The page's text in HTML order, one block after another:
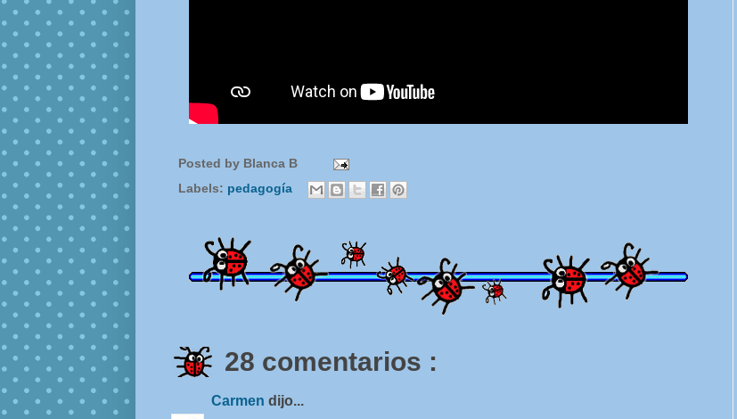
Posted by Blanca B
Labels: pedagogía
28 comentarios :
Carmen dijo...